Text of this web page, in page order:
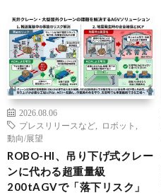
2026.08.06
プレスリリースなど
ロボット
動向/展望
ROBO-HI、吊り下げ式クレー
ンに代わる超重量級
200tAGVで「落下リスク」